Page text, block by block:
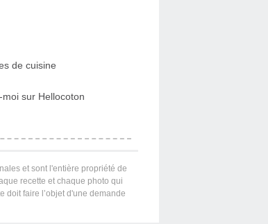
et sont l'entière propriété de
recette et chaque photo qui
doit faire l’objet d'une demande